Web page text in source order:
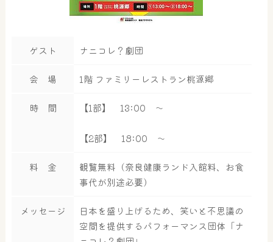
大浴場 サウナ・岩盤浴
ゲスト ナニコレ？劇団
会 場 1階 ファミリーレストラン桃源郷
時 間 【1部】 13:00 ～
【2部】 18:00 ～
料 金
観覧無料（奈良健康ランド入館料、お食
事代が別途必要）
メッセージ
日本を盛り上げるため、笑いと不思議の
空間を提供するパフォーマンス団体「ナ